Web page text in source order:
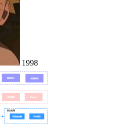
1998